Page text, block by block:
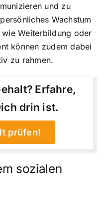
und zu
Wachstum
Weiterbildung oder
können zudem dabei
zu rahmen.
Erfahre,
drin ist.
prüfen!
sozialen